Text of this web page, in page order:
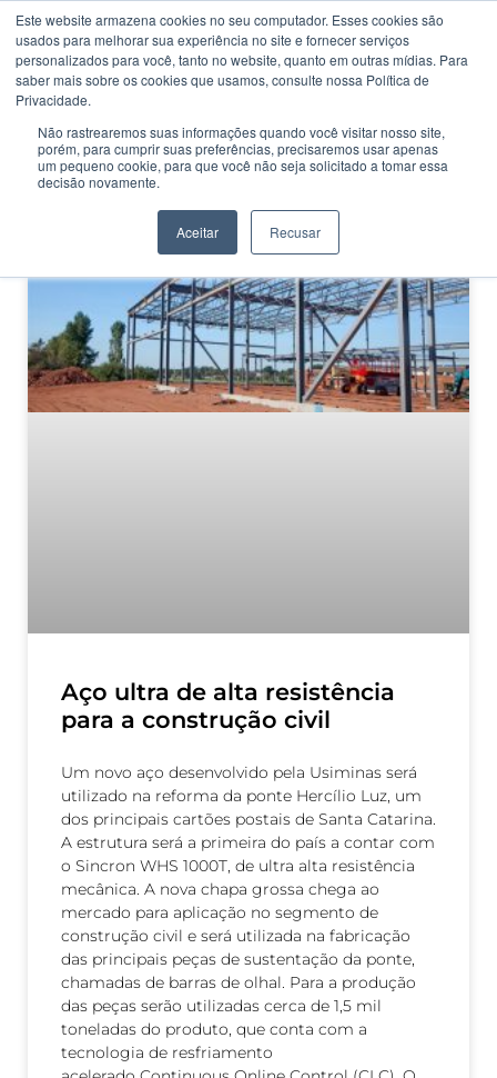
Este website armazena cookies no seu computador. Esses cookies são
usados ​​para melhorar sua experiência no site e fornecer serviços
personalizados para você, tanto no website, quanto em outras mídias. Para
saber mais sobre os cookies que usamos, consulte nossa Política de
Privacidade.
Não rastrearemos suas informações quando você visitar nosso site,
porém, para cumprir suas preferências, precisaremos usar apenas
um pequeno cookie, para que você não seja solicitado a tomar essa
decisão novamente.
Aceitar Recusar
CATEGORIA
Aço ultra
Aço ultra de alta resistência
para a construção civil
Um novo aço desenvolvido pela Usiminas será
utilizado na reforma da ponte Hercílio Luz, um
dos principais cartões postais de Santa Catarina.
A estrutura será a primeira do país a contar com
o Sincron WHS 1000T, de ultra alta resistência
mecânica. A nova chapa grossa chega ao
mercado para aplicação no segmento de
construção civil e será utilizada na fabricação
das principais peças de sustentação da ponte,
chamadas de barras de olhal. Para a produção
das peças serão utilizadas cerca de 1,5 mil
toneladas do produto, que conta com a
tecnologia de resfriamento